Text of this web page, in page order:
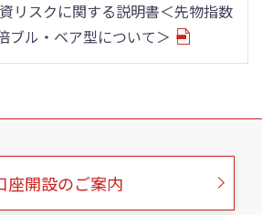
リスクに関する説明書＜先物指数
ブル・ベア型について＞
座開設のご案内